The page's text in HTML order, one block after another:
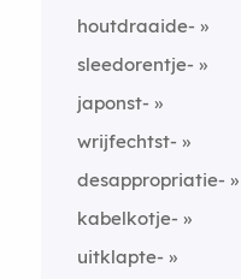
houtdraaide-
sleedorentje-
japonst-
wrijfechtst-
desappropriatie-
kabelkotje-
uitklapte-